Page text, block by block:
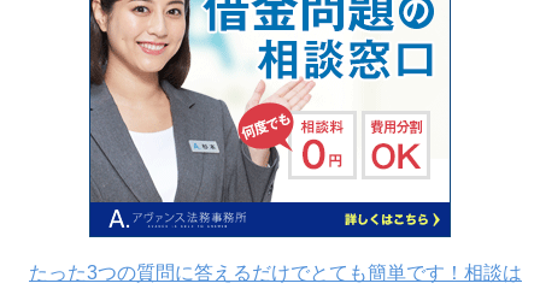
たった3つの質問に答えるだけでとても簡単です！相談は